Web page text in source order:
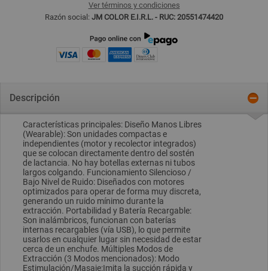
Ver términos y condiciones
Razón social: JM COLOR E.I.R.L. - RUC: 20551474420
Descripción
Características principales: Diseño Manos Libres
(Wearable): Son unidades compactas e
independientes (motor y recolector integrados)
que se colocan directamente dentro del sostén
de lactancia. No hay botellas externas ni tubos
largos colgando. Funcionamiento Silencioso /
Bajo Nivel de Ruido: Diseñados con motores
optimizados para operar de forma muy discreta,
generando un ruido mínimo durante la
extracción. Portabilidad y Batería Recargable:
Son inalámbricos, funcionan con baterías
internas recargables (vía USB), lo que permite
usarlos en cualquier lugar sin necesidad de estar
cerca de un enchufe. Múltiples Modos de
Extracción (3 Modos mencionados): Modo
Estimulación/Masaje:Imita la succión rápida y